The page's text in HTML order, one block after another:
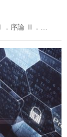
．序論 Ⅱ．…